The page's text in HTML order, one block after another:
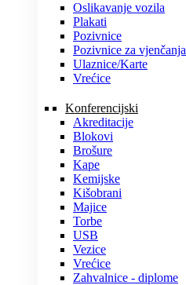
Oslikavanje vozila
Plakati
Pozivnice
Pozivnice za vjenčanja
Ulaznice/Karte
Vrećice
Konferencijski
Akreditacije
Blokovi
Brošure
Kape
Kemijske
Kišobrani
Majice
Torbe
USB
Vezice
Vrećice
Zahvalnice - diplome